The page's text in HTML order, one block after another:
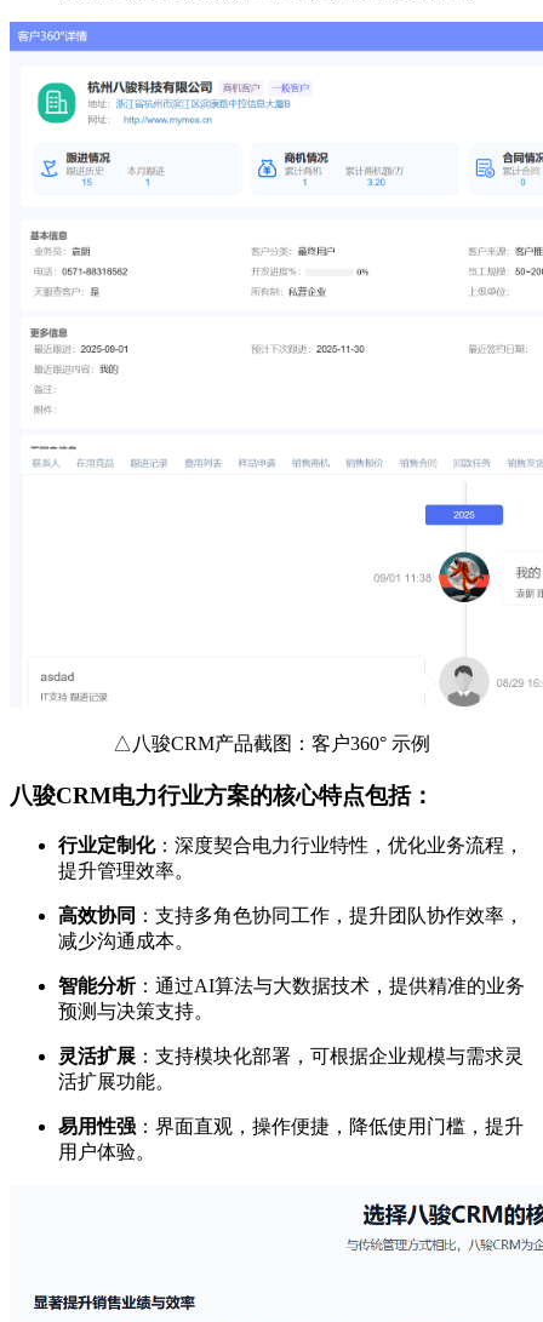
△八骏CRM产品截图：客户360° 示例
八骏CRM电力行业方案的核心特点包括：
行业定制化：深度契合电力行业特性，优化业务流程，
提升管理效率。
高效协同 ：支持多角色协同工作，提升团队协作效率，
减少沟通成本。
智能分析：通过AI算法与大数据技术，提供精准的业务
预测与决策支持。
灵活扩展 ：支持模块化部署，可根据企业规模与需求灵
活扩展功能。
易用性强 ：界面直观，操作便捷，降低使用门槛，提升
用户体验。